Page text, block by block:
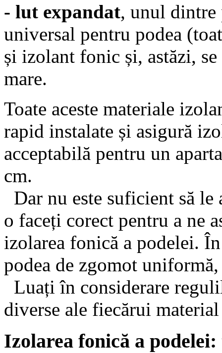
- lut expandat, unul
universal pentru podea
și izolant fonic și, astăzi,
mare.
Toate aceste materiale
rapid instalate și asigură
acceptabilă pentru un
cm.
Dar nu este suficient să le
o faceți corect pentru a ne
izolarea fonică a podelei.
podea de zgomot
Luați în considerare
diverse ale fiecărui
Izolarea fonică a